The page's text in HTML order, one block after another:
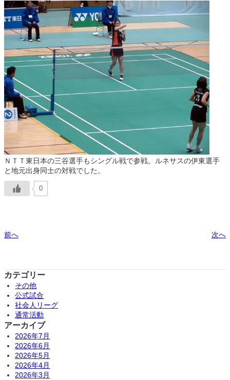
ＮＴＴ東日本の三谷選手もシングル戦で参戦。ルネサスの伊東選手
と地元出身同士の対戦でした。
0
前へ 次へ
カテゴリー
その他
公式試合
社会人リーグ
通常活動
アーカイブ
2026年7月
2026年6月
2026年5月
2026年4月
2026年3月